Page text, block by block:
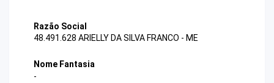
Razão Social
48.491.628 ARIELLY DA SILVA FRANCO - ME
Nome Fantasia
-